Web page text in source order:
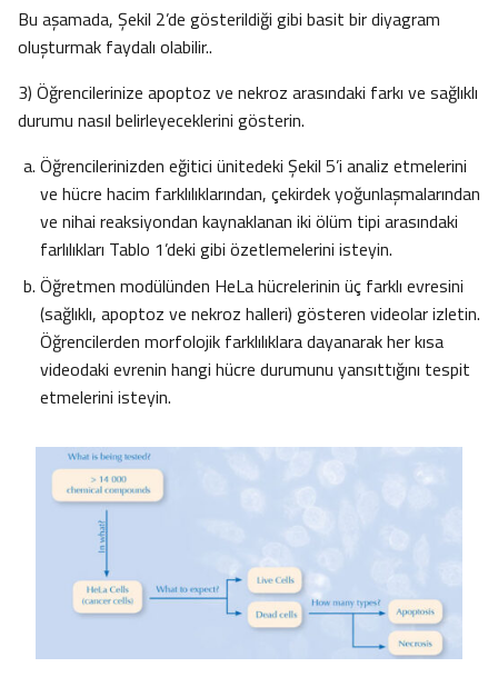
Bu aşamada, Şekil 2’de gösterildiği gibi basit bir diyagram
oluşturmak faydalı olabilir..
3) Öğrencilerinize apoptoz ve nekroz arasındaki farkı ve sağlıklı
durumu nasıl belirleyeceklerini gösterin.
Öğrencilerinizden eğitici ünitedeki Şekil 5’i analiz etmelerini
ve hücre hacim farklılıklarından, çekirdek yoğunlaşmalarından
ve nihai reaksiyondan kaynaklanan iki ölüm tipi arasındaki
farlılıkları Tablo 1’deki gibi özetlemelerini isteyin.
Öğretmen modülünden HeLa hücrelerinin üç farklı evresini
(sağlıklı, apoptoz ve nekroz halleri) gösteren videolar izletin.
Öğrencilerden morfolojik farklılıklara dayanarak her kısa
videodaki evrenin hangi hücre durumunu yansıttığını tespit
etmelerini isteyin.